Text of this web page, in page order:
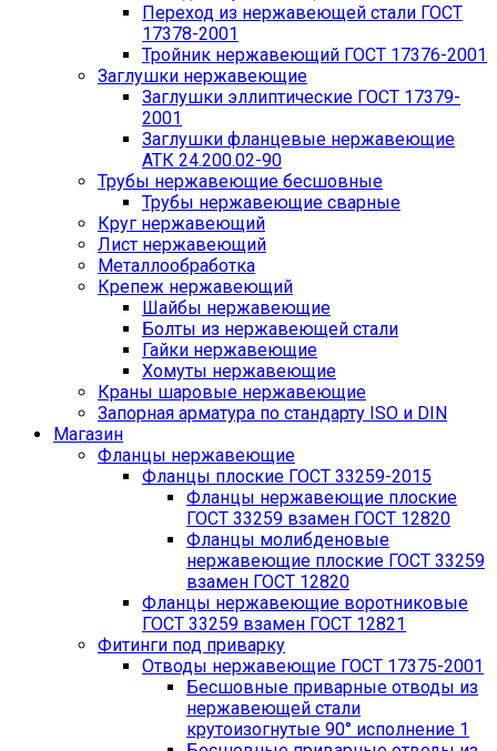
Переход из нержавеющей стали ГОСТ
17378-2001
Тройник нержавеющий ГОСТ 17376-2001
Заглушки нержавеющие
Заглушки эллиптические ГОСТ 17379-
2001
Заглушки фланцевые нержавеющие
АТК 24.200.02-90
Трубы нержавеющие бесшовные
Трубы нержавеющие сварные
Круг нержавеющий
Лист нержавеющий
Металлообработка
Крепеж нержавеющий
Шайбы нержавеющие
Болты из нержавеющей стали
Гайки нержавеющие
Хомуты нержавеющие
Краны шаровые нержавеющие
Запорная арматура по стандарту ISO и DIN
Магазин
Фланцы нержавеющие
Фланцы плоские ГОСТ 33259-2015
Фланцы нержавеющие плоские
ГОСТ 33259 взамен ГОСТ 12820
Фланцы молибденовые
нержавеющие плоские ГОСТ 33259
взамен ГОСТ 12820
Фланцы нержавеющие воротниковые
ГОСТ 33259 взамен ГОСТ 12821
Фитинги под приварку
Отводы нержавеющие ГОСТ 17375-2001
Бесшовные приварные отводы из
нержавеющей стали
крутоизогнутые 90° исполнение 1